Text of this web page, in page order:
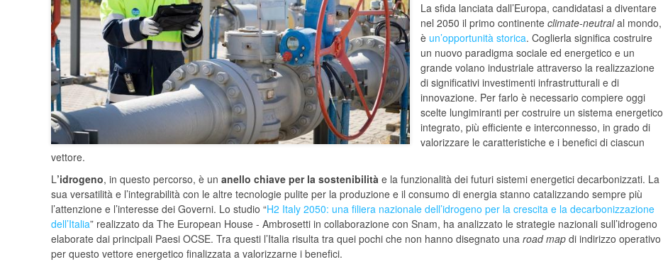
La sfida lanciata dall’Europa, candidatasi a diventare
nel 2050 il primo continenteclimate-neutralal mondo,
è un’opportunità storica. Coglierla significa costruire
un nuovo paradigma sociale ed energetico e un
grande volano industriale attraverso la realizzazione
di significativi investimenti infrastrutturali e di
innovazione. Per farlo è necessario compiere oggi
scelte lungimiranti per costruire un sistema energetico
integrato, più efficiente e interconnesso, in grado di
valorizzare le caratteristiche e i benefici di ciascun
vettore.
L’idrogeno, in questo percorso, è un anello chiave per la sostenibilità e la funzionalità dei futuri sistemi energetici decarbonizzati. La
sua versatilità e l’integrabilità con le altre tecnologie pulite per la produzione e il consumo di energia stanno catalizzando sempre più
l’attenzione e l’interesse dei Governi. Lo studio “H2 Italy 2050: una filiera nazionale dell’idrogeno per la crescita e la decarbonizzazione
dell’Italia” realizzato da The European House - Ambrosetti in collaborazione con Snam, ha analizzato le strategie nazionali sull’idrogeno
elaborate dai principali Paesi OCSE. Tra questi l’Italia risulta tra quei pochi che non hanno disegnato una road map di indirizzo operativo
per questo vettore energetico finalizzata a valorizzarne i benefici.